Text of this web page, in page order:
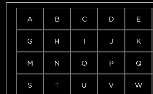
A B C D E
G H I J K
M N O P Q
S T U V W